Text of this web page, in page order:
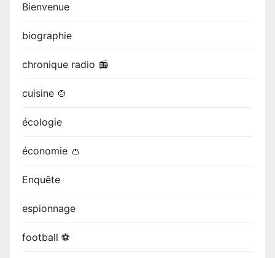
Bienvenue
biographie
chronique radio 📻
cuisine 🍲
écologie
économie 👛
Enquête
espionnage
football ⚽